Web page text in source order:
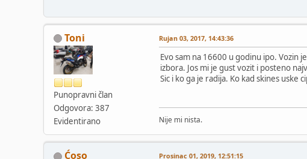
Toni
Punopravni član
Odgovora: 387
Evidentirano
Rujan 03, 2017, 14:43:36
Evo sam na 16600 u godinu ipo. Vozin
izbora. Jos mi je gust vozit i posteno
Sic i ko ga je radija. Ko kad skines uske
Nije mi nista.
Ćoso Prosinac 01, 2019, 12:51:15